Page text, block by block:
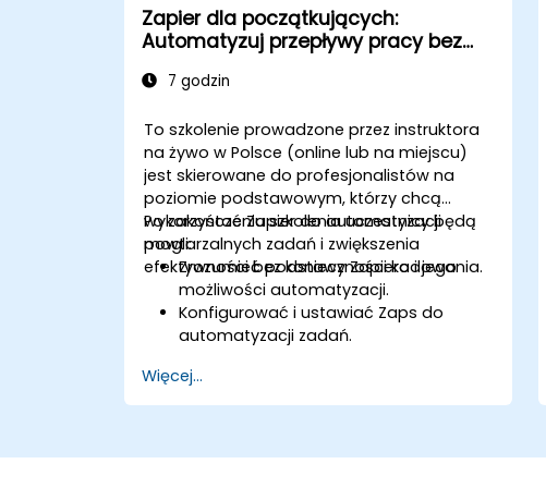
popularnymi aplikacjami.
Zapier dla początkujących:
Automatyzuj przepływy pracy bez
7 godzin
To szkolenie prowadzone przez instruktora
na żywo w Polsce (online lub na miejscu)
jest skierowane do profesjonalistów na
poziomie podstawowym, którzy chcą
wykorzystać Zapier do automatyzacji
powtarzalnych zadań i zwiększenia
efektywności bez konieczności kodowania.
Po zakończeniu szkolenia uczestnicy będą
mogli:
Zrozumieć podstawy Zapiera i jego
możliwości automatyzacji.
Konfigurować i ustawiać Zaps do
automatyzacji zadań.
biznesowe z Zapierem.
Zarządzać i optymalizować
Więcej...